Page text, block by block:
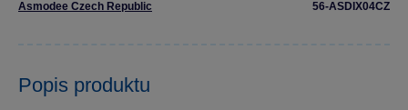
Asmodee Czech Republic
56-ASDIX04CZ
Popis produktu